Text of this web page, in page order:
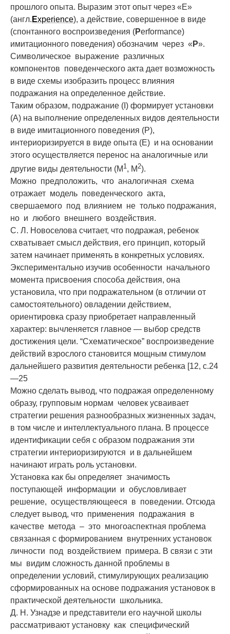
прошлого опыта. Выразим этот опыт через «E»
(англ. Experience), а действие, совершенное в виде
(спонтанного воспроизведения (Performance)
имитационного поведения) обозначим через « Р».
Символическое выражение различных
компонентов поведенческого акта дает возможность
в виде схемы изобразить процесс влияния
подражания на определенное действие.
Таким образом, подражание (I) формирует установки
(А) на выполнение определенных видов деятельности
в виде имитационного поведения (Р),
интериоризируется в виде опыта (E) и на основании
этого осуществляется перенос на аналогичные или
другие виды деятельности (M 1, M2).
Можно предположить, что аналогичная схема
отражает модель поведенческого акта,
свершаемого под влиянием не только подражания,
но и любого внешнего воздействия.
С. Л. Новоселова считает, что подражая, ребенок
схватывает смысл действия, его принцип, который
затем начинает применять в конкретных условиях.
Экспериментально изучив особенности начального
момента присвоения способа действия, она
установила, что при подражательном (в отличии от
самостоятельного) овладении действием,
ориентировка сразу приобретает направленный
характер: вычленяется главное — выбор средств
достижения цели. “Схематическое” воспроизведение
действий взрослого становится мощным стимулом
дальнейшего развития деятельности ребенка [12, с.24
—25
Можно сделать вывод, что подражая определенному
образу, групповым нормам человек усваивает
стратегии решения разнообразных жизненных задач,
в том числе и интеллектуального плана. В процессе
идентификации себя с образом подражания эти
стратегии интериоризируются и в дальнейшем
начинают играть роль установки.
Установка как бы определяет значимость
поступающей информации и обусловливает
решение, осуществляющееся в поведении. Отсюда
следует вывод, что применения подражания в
качестве метода – это многоаспектная проблема
связанная с формированием внутренних установок
личности под воздействием примера. В связи с эти
мы видим сложность данной проблемы в
определении условий, стимулирующих реализацию
сформированных на основе подражания установок в
практической деятельности школьника.
Д. Н. Узнадзе и представители его научной школы
рассматривают установку как специфический